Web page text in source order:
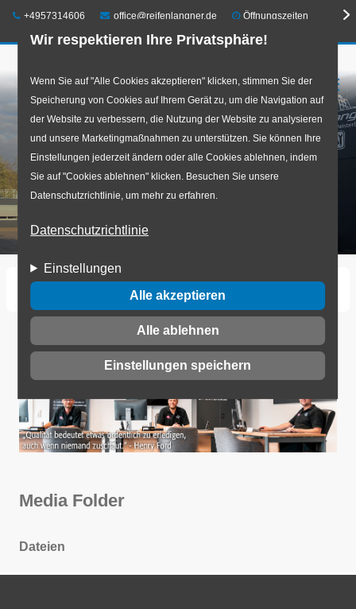
Wir respektieren Ihre Privatsphäre!
Wenn Sie auf "Alle Cookies akzeptieren" klicken, stimmen Sie der
Speicherung von Cookies auf Ihrem Gerät zu, um die Navigation auf
der Website zu verbessern, die Nutzung der Website zu analysieren
und unsere Marketingmaßnahmen zu unterstützen. Sie können Ihre
Einstellungen jederzeit ändern oder alle Cookies ablehnen, indem
Sie auf "Cookies ablehnen" klicken. Besuchen Sie unsere
Datenschutzrichtlinie, um mehr zu erfahren.
Datenschutzrichtlinie
Einstellungen
Alle akzeptieren
Alle ablehnen
Einstellungen speichern
Direkt
Telefon:
+4957314606 E-Mail:office@reifenlangner.de Öffnungszeiten
☰
Startseite Henry-Ford.jpg
Henry-Ford.jpg
Media Folder
Dateien